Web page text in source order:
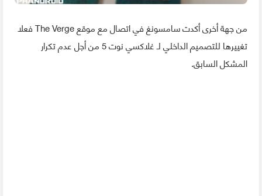
من جهة أخرى أكدت سامسونغ في اتصال مع موقع The Verge فعلا
تغييرها للتصميم الداخلي لـ غلاكسي نوت 5 من أجل عدم تكرار
المشكل السابق.